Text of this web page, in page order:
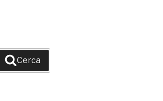
Cerca